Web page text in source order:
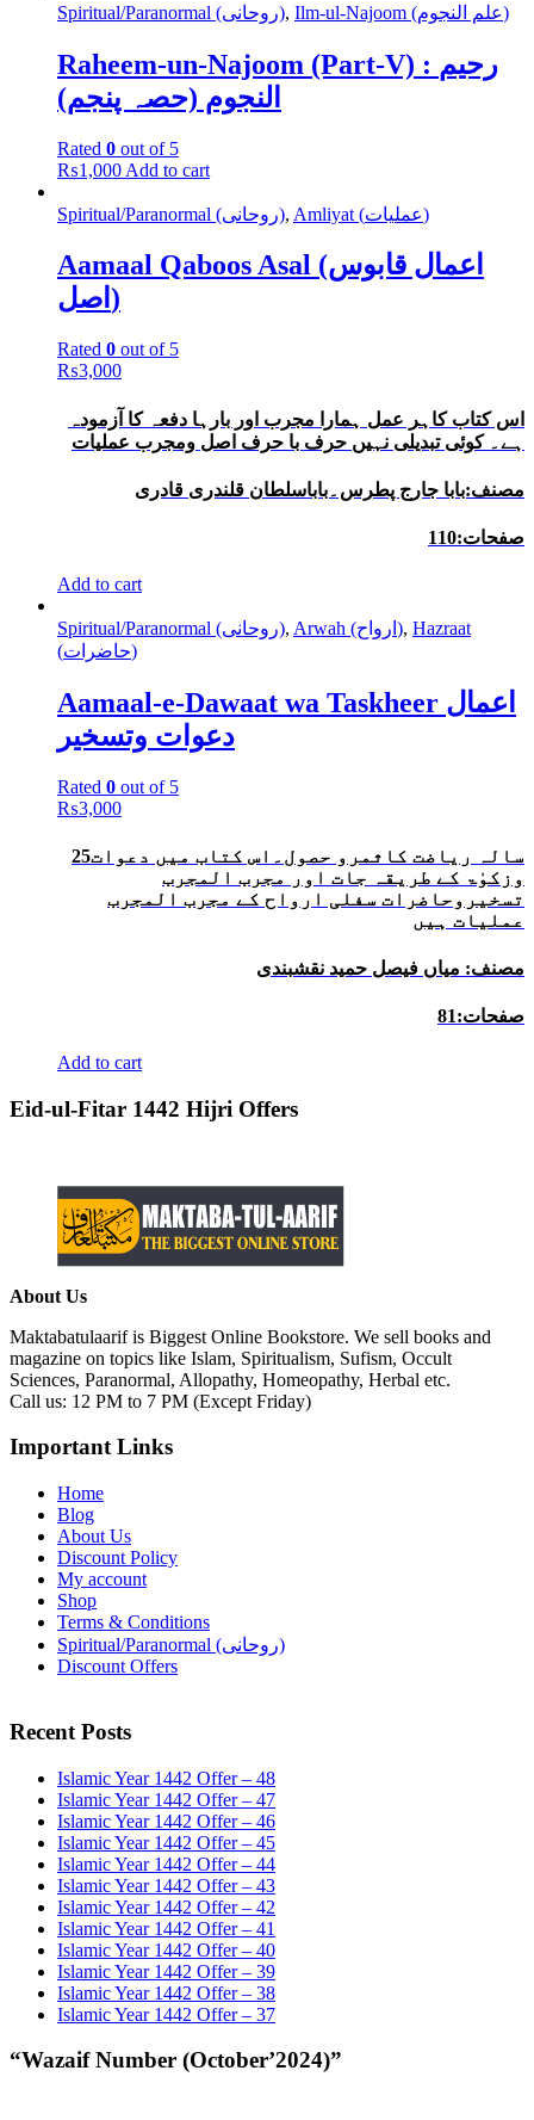
Spiritual/Paranormal (روحانی), Ilm-ul-Najoom (علم النجوم)
Raheem-un-Najoom (Part-V) : رحیم
النجوم (حصہ پنجم)
Rated 0 out of 5
₨1,000 Add to cart
Spiritual/Paranormal (روحانی), Amliyat (عملیات)
Aamaal Qaboos Asal (اعمال قابوس
اصل)
Rated 0 out of 5
₨3,000
اس کتاب کاہر عمل ہمارا مجرب اور بارہا دفعہ کا آزمودہ
ہے۔ کوئی تبدیلی نہیں حرف با حرف اصل ومجرب عملیات
مصنف:بابا جارج پطرس۔باباسلطان قلندری قادری
صفحات:110
Add to cart
Spiritual/Paranormal (روحانی), Arwah (ارواح), Hazraat
(حاضرات)
Aamaal-e-Dawaat wa Taskheer اعمال
دعوات وتسخیر
Rated 0 out of 5
₨3,000
25سالہ ریاضت کاثمرو حصول۔اس کتاب میں دعوات
وزکوٰۃ کے طریقہ جات اور مجرب المجرب
تسخیروحاضرات سفلی ارواح کے مجرب المجرب
عملیات ہیں
مصنف: میاں فیصل حمید نقشبندی
صفحات:81
Add to cart
Eid-ul-Fitar 1442 Hijri Offers
About Us
Maktabatulaarif is Biggest Online Bookstore. We sell books and
magazine on topics like Islam, Spiritualism, Sufism, Occult
Sciences, Paranormal, Allopathy, Homeopathy, Herbal etc.
Call us: 12 PM to 7 PM (Except Friday)
Important Links
Home
Blog
About Us
Discount Policy
My account
Shop
Terms & Conditions
Spiritual/Paranormal (روحانی)
Discount Offers
Recent Posts
Islamic Year 1442 Offer – 48
Islamic Year 1442 Offer – 47
Islamic Year 1442 Offer – 46
Islamic Year 1442 Offer – 45
Islamic Year 1442 Offer – 44
Islamic Year 1442 Offer – 43
Islamic Year 1442 Offer – 42
Islamic Year 1442 Offer – 41
Islamic Year 1442 Offer – 40
Islamic Year 1442 Offer – 39
Islamic Year 1442 Offer – 38
Islamic Year 1442 Offer – 37
“Wazaif Number (October’2024)”